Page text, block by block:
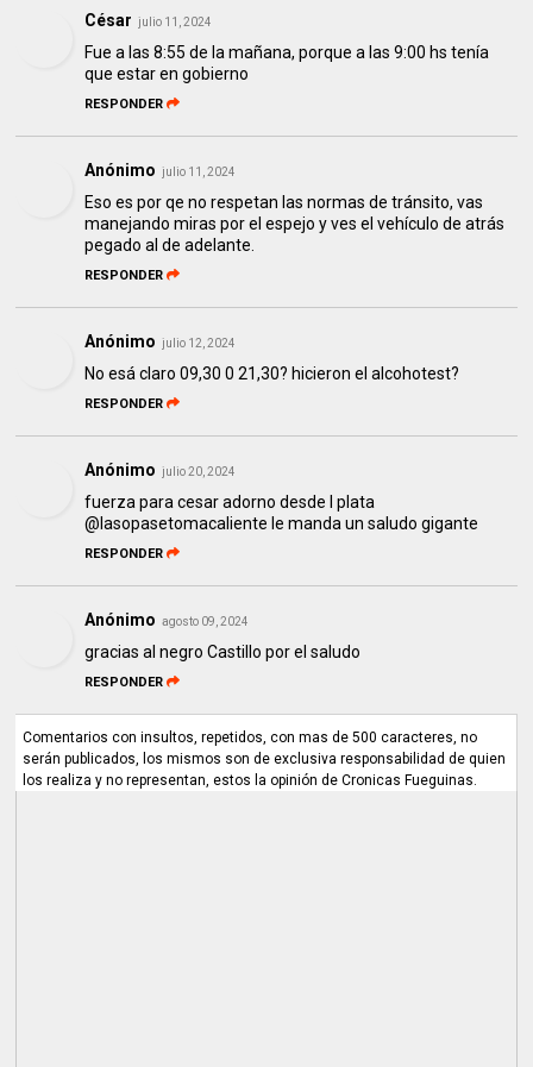
César julio 11, 2024
Fue a las 8:55 de la mañana, porque a las 9:00 hs tenía
que estar en gobierno
RESPONDER
Anónimo julio 11, 2024
Eso es por qe no respetan las normas de tránsito, vas
manejando miras por el espejo y ves el vehículo de atrás
pegado al de adelante.
RESPONDER
Anónimo julio 12, 2024
No esá claro 09,30 0 21,30? hicieron el alcohotest?
RESPONDER
Anónimo julio 20, 2024
fuerza para cesar adorno desde l plata
@lasopasetomacaliente le manda un saludo gigante
RESPONDER
Anónimo agosto 09, 2024
gracias al negro Castillo por el saludo
RESPONDER
Comentarios con insultos, repetidos, con mas de 500 caracteres, no
serán publicados, los mismos son de exclusiva responsabilidad de quien
los realiza y no representan, estos la opinión de Cronicas Fueguinas.